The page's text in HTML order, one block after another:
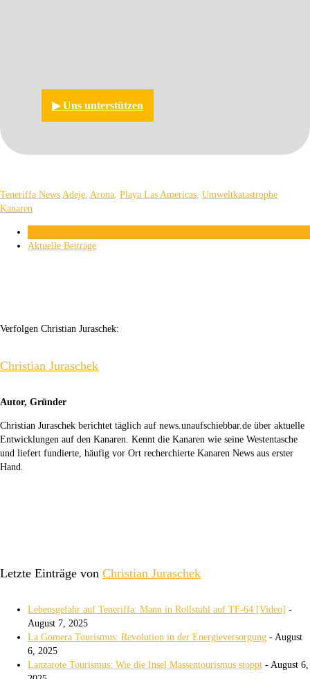
▶︎ Uns unterstützen
Teneriffa News Adeje Arona Playa Las Americas Umweltkatastrophe
Kanaren
Aktuelle Beiträge
Verfolgen Christian Juraschek:
Christian Juraschek
Autor, Gründer
Christian Juraschek berichtet täglich auf news.unaufschiebbar.de über aktuelle
Entwicklungen auf den Kanaren. Kennt die Kanaren wie seine Westentasche
und liefert fundierte, häufig vor Ort recherchierte Kanaren News aus erster
Hand.
Letzte Einträge von Christian Juraschek
Lebensgefahr auf Teneriffa: Mann in Rollstuhl auf TF-64 [Video] -
August 7, 2025
La Gomera Tourismus: Revolution in der Energieversorgung - August
6, 2025
Lanzarote Tourismus: Wie die Insel Massentourismus stoppt - August 6,